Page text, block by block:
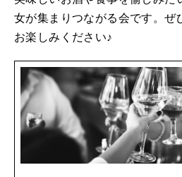
女が集まりつながる会です。ぜ
お楽しみください♪